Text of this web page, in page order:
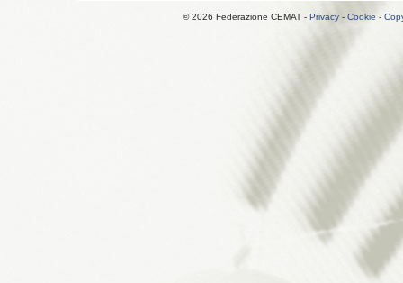
© 2026 Federazione CEMAT - Privacy - Cookie -